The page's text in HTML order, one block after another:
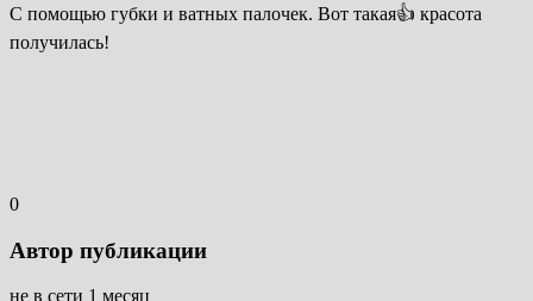
С помощью губки и ватных палочек. Вот такая👍 красота
получилась!
0
Автор публикации
не в сети 1 месяц